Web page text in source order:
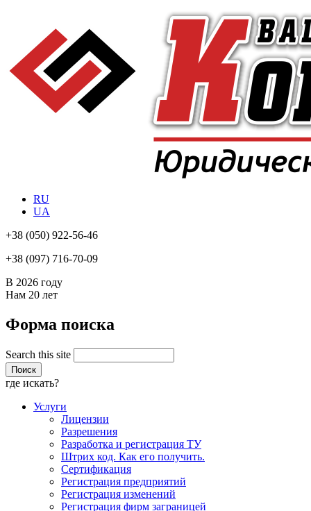
RU
UA
+38 (050) 922-56-46
+38 (097) 716-70-09
В 2026 году
Нам 20 лет
Форма поиска
Search this site
где искать?
Услуги
Лицензии
Разрешения
Разработка и регистрация ТУ
Штрих код. Как его получить.
Сертификация
Регистрация предприятий
Регистрация изменений
Регистрация фирм заграницей